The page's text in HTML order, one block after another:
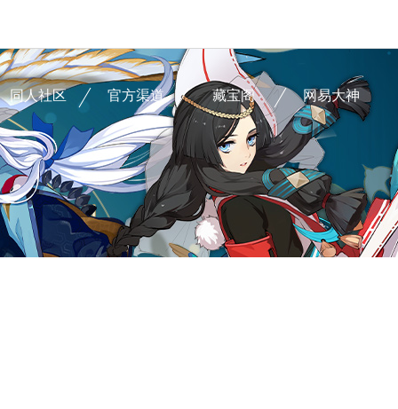
同人社区 官方渠道 藏宝阁 网易大神
玩家COS
同人绘画